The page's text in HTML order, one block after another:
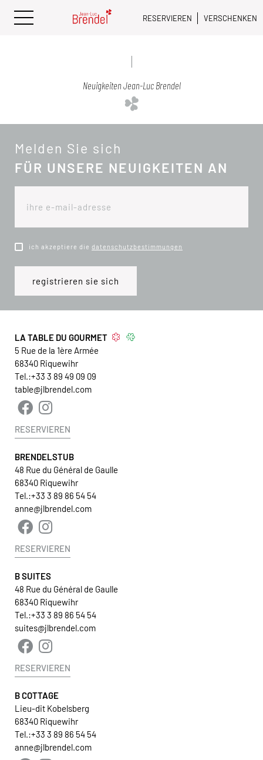
RESERVIEREN VERSCHENKEN
Neuigkeiten Jean-Luc Brendel
Melden Sie sich
FÜR UNSERE NEUIGKEITEN AN
ich akzeptiere die datenschutzbestimmungen
LA TABLE DU GOURMET
5 Rue de la 1ère Armée
68340 Riquewihr
Tel.:+33 3 89 49 09 09
table@jlbrendel.com
RESERVIEREN
BRENDELSTUB
48 Rue du Général de Gaulle
68340 Riquewihr
Tel.:+33 3 89 86 54 54
anne@jlbrendel.com
RESERVIEREN
B SUITES
48 Rue du Général de Gaulle
68340 Riquewihr
Tel.:+33 3 89 86 54 54
suites@jlbrendel.com
RESERVIEREN
B COTTAGE
Lieu-dit Kobelsberg
68340 Riquewihr
Tel.:+33 3 89 86 54 54
anne@jlbrendel.com